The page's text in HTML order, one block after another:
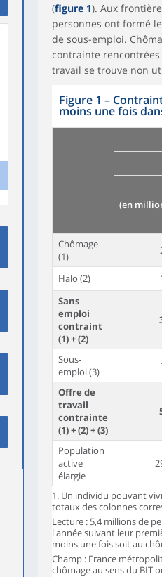
(figure 1). Aux
personnes ont formé le
de sous-emploi.
contrainte
travail se trouve non
Figure 1 –
moins une fois
(en
Chômage
(1)
Halo (2)
Sans
emploi
contraint
(1) + (2)
Sous-
emploi (3)
Offre de
travail
contrainte
(1) + (2) + (3)
Population
active
élargie
1. Un individu pouvant
totaux des colonnes
Lecture : 5,4 millions de
l'année suivant leur
moins une fois soit au
Champ : France
chômage au sens du BIT